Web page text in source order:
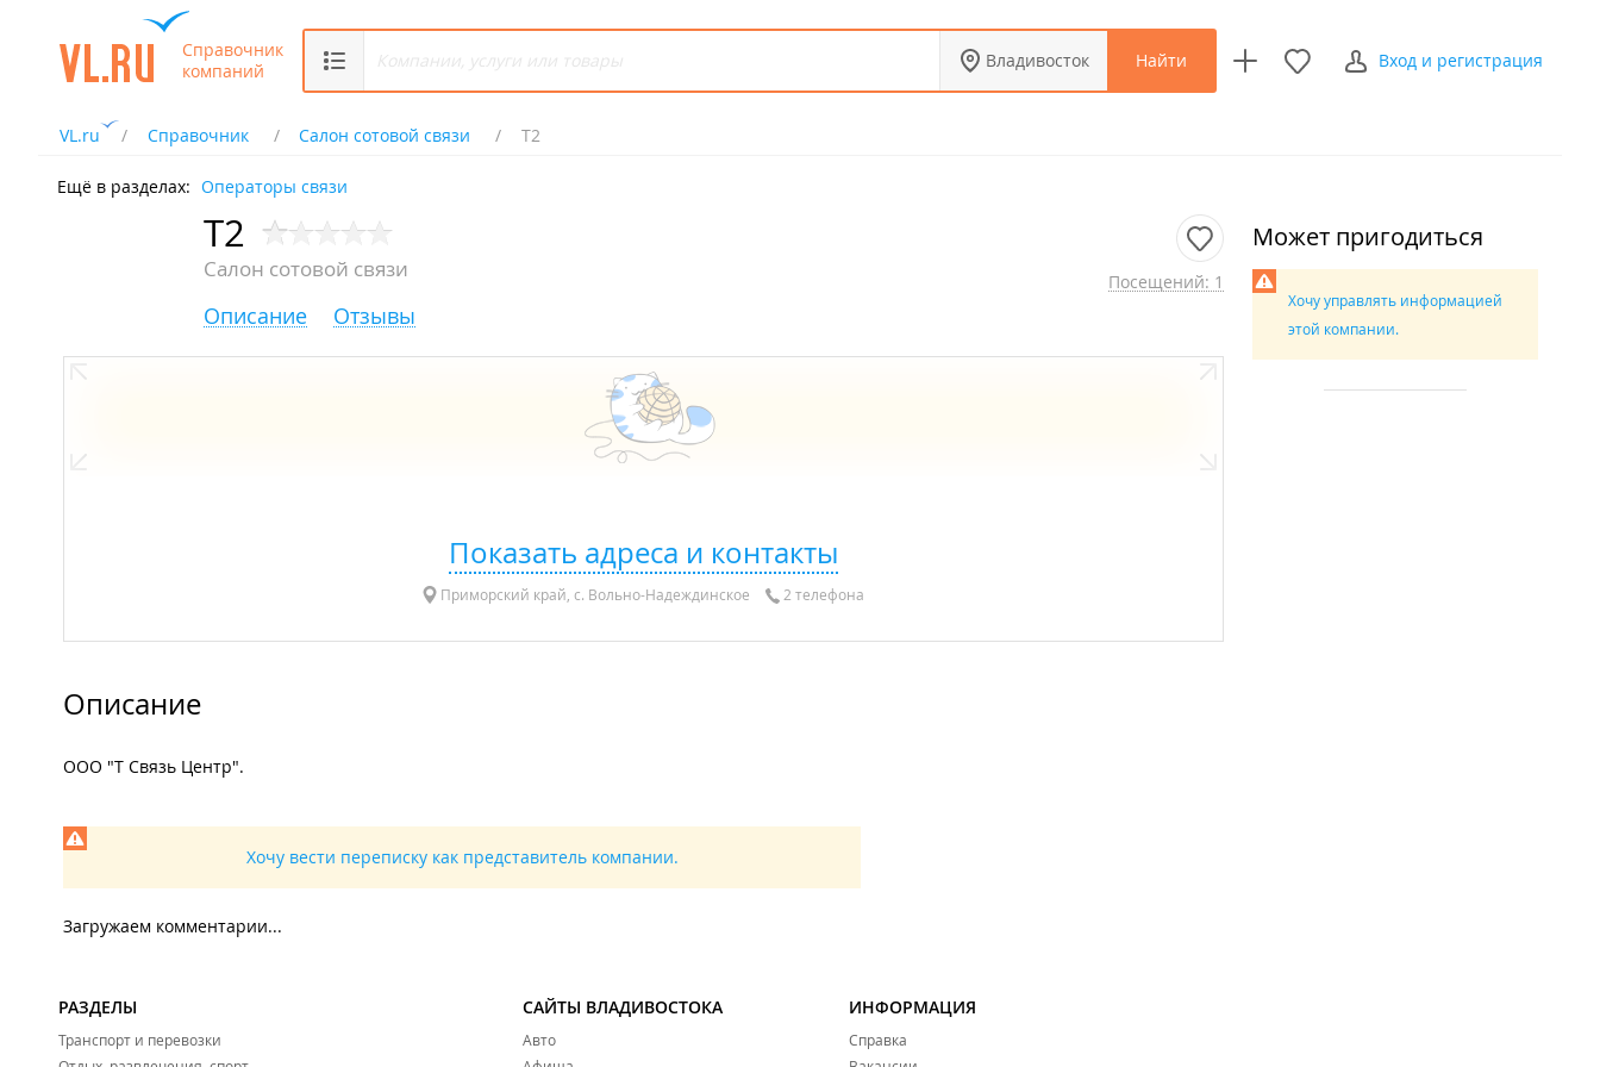
Справочник
компаний
Владивосток Найти Вход и регистрация
VL.ru Справочник Салон сотовой связи Т2
Ещё в разделах: Операторы связи
Т2
Салон сотовой связи Посещений: 1
Описание Отзывы
Показать адреса и контакты
Приморский край, с. Вольно-Надеждинское 2 телефона
Описание
ООО "Т Связь Центр".
Хочу вести переписку как представитель компании.
Загружаем комментарии...
Может пригодиться
Хочу управлять информацией
этой компании.
РАЗДЕЛЫ
Транспорт и перевозки
САЙТЫ ВЛАДИВОСТОКА
Авто
ИНФОРМАЦИЯ
Справка